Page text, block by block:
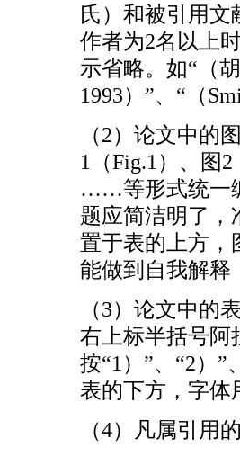
氏）和被引用
作者为2名以上
示省略。如“（
1993）”、“（
（2）论文中的
1（Fig.1）、图
……等形式统一
题应简洁明了，
置于表的上方，
能做到自我解释
（3）论文中的
右上标半括号阿
按“1）”、“2）
表的下方，字体
（4）凡属引用